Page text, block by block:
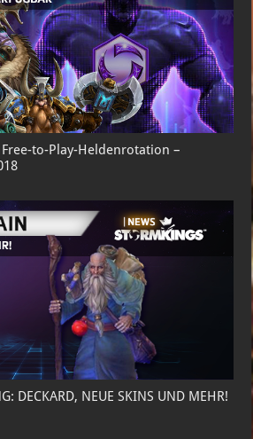
to-Play-Heldenrotation –
DECKARD, NEUE SKINS UND MEHR!